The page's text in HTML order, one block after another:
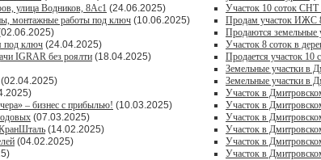
улица Водников, 8Ас1 (24.06.2025)
монтажные работы под ключ (10.06.2025)
под ключ (24.04.2025)
IGRAR без роялти (18.04.2025)
(02.04.2025)
– бизнес с прибылью! (10.03.2025)
(07.03.2025)
(14.02.2025)
(04.02.2025)
Участок 10 соток
Продам участок ИЖС
Продаются земельные
Участок 8 соток в
Продается участок 10
Земельные участки в
Земельные участки в
Участок в
Участок в
Участок в
Участок в
Участок в
Участок в